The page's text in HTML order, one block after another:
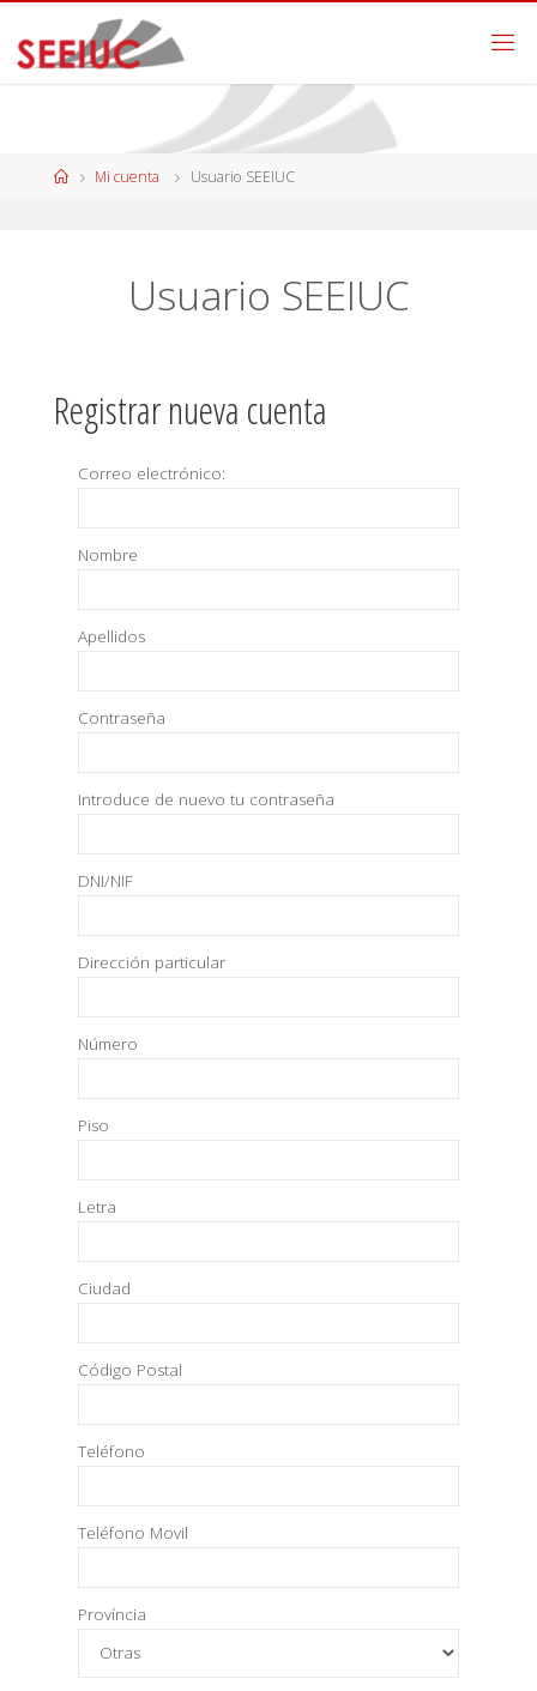
Mi cuenta Usuario SEEIUC
Usuario SEEIUC
Registrar nueva cuenta
Correo electrónico:
Nombre
Apellidos
Contraseña
Introduce de nuevo tu contraseña
DNI/NIF
Dirección particular
Número
Piso
Letra
Ciudad
Código Postal
Teléfono
Teléfono Movil
Província